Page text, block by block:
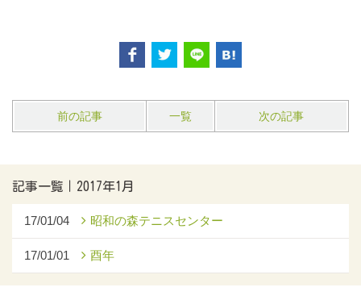
前の記事 一覧 次の記事
記事一覧｜2017年1月
17/01/04 昭和の森テニスセンター
17/01/01 酉年